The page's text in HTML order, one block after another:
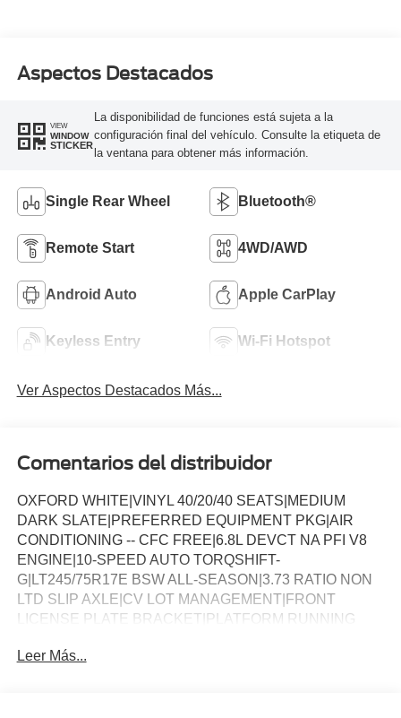
Aspectos Destacados
VIEW
WINDOW
STICKER
La disponibilidad de funciones está sujeta a la
configuración final del vehículo. Consulte la etiqueta de
la ventana para obtener más información.
Single Rear Wheel Bluetooth®
Remote Start 4WD/AWD
Android Auto Apple CarPlay
Keyless Entry Wi-Fi Hotspot
Ver Aspectos Destacados Más...
Comentarios del distribuidor
OXFORD WHITE|VINYL 40/20/40 SEATS|MEDIUM
DARK SLATE|PREFERRED EQUIPMENT PKG|AIR
CONDITIONING -- CFC FREE|6.8L DEVCT NA PFI V8
ENGINE|10-SPEED AUTO TORQSHIFT-
G|LT245/75R17E BSW ALL-SEASON|3.73 RATIO NON
LTD SLIP AXLE|CV LOT MANAGEMENT|FRONT
LICENSE PLATE BRACKET|PLATFORM RUNNING
PACKAGE|SPARE TIRE AND WHEEL|TRAILER
Leer Más...